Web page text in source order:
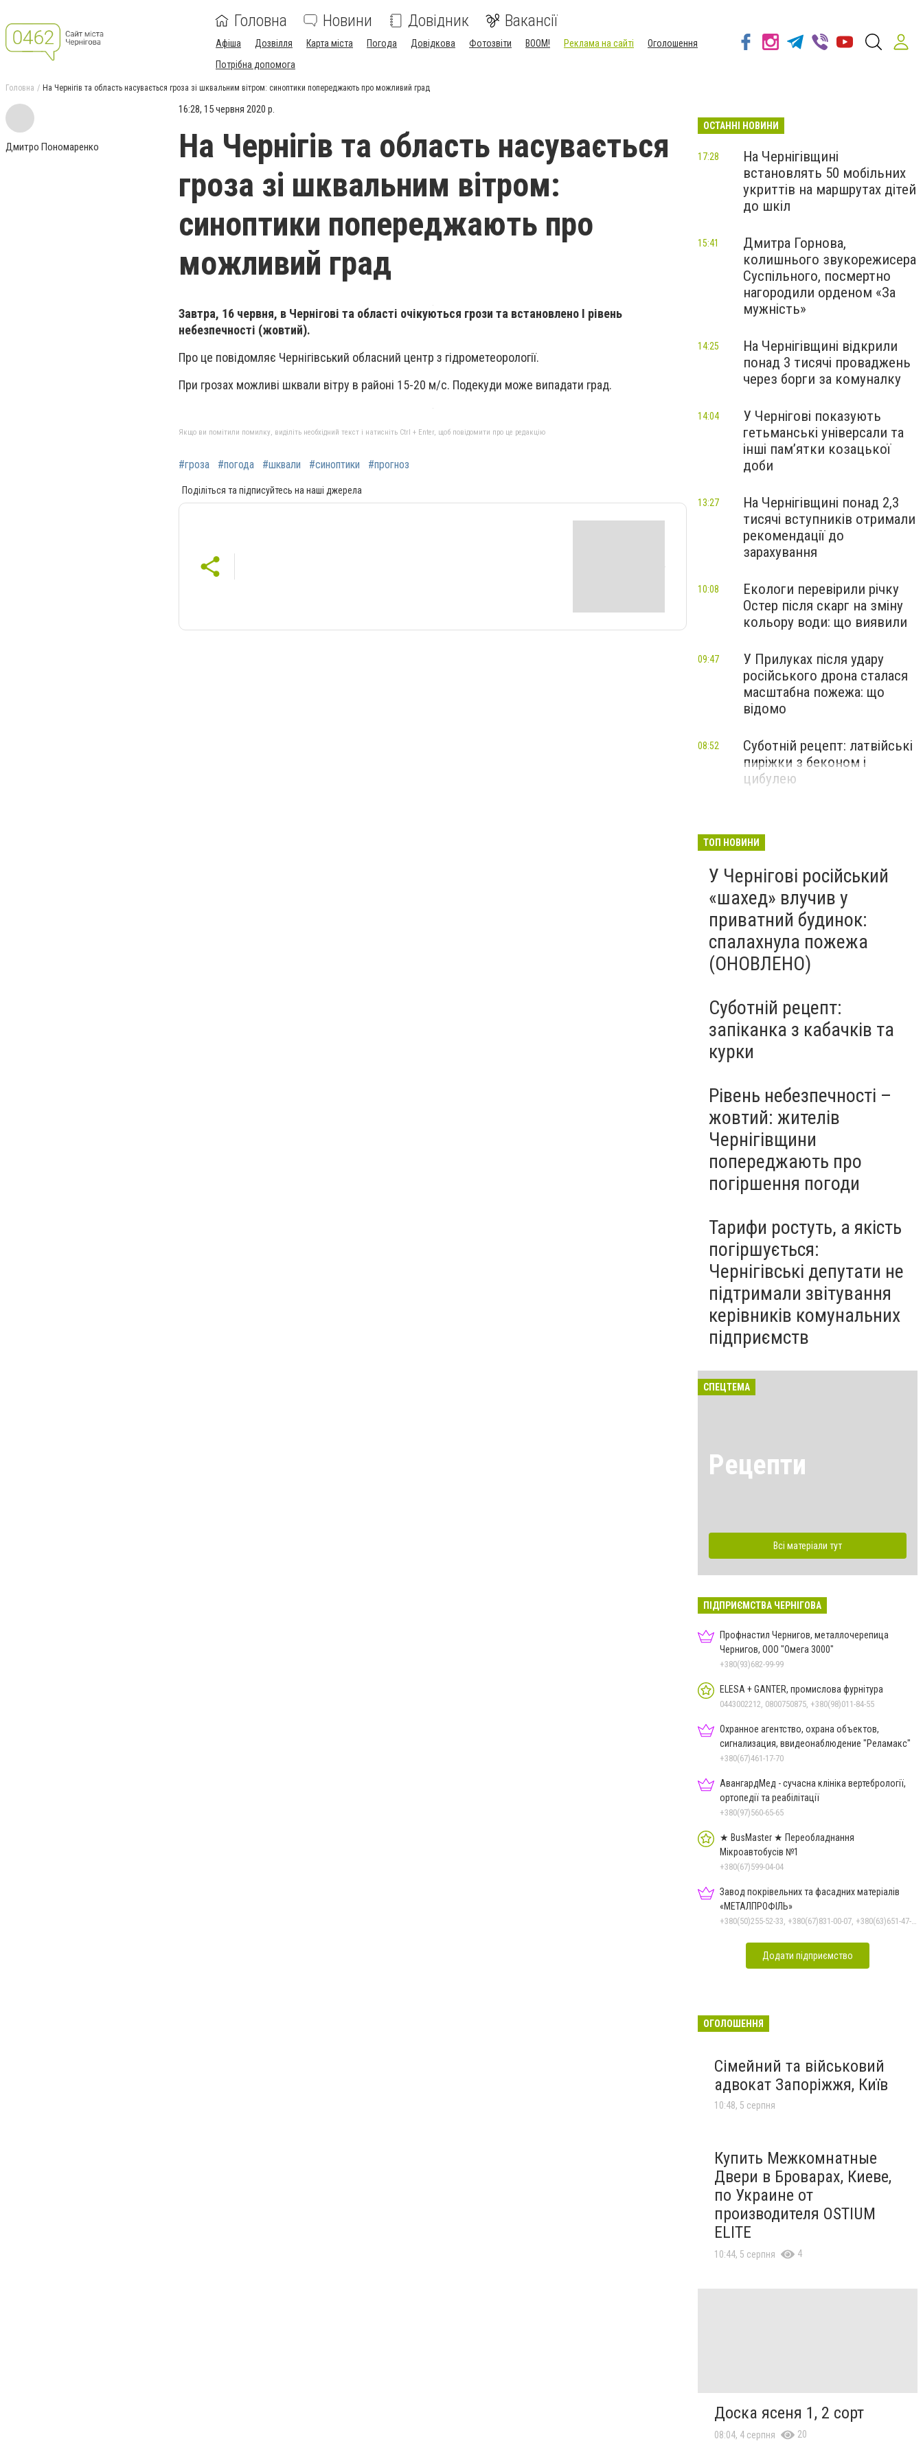
Головна Новини Довідник Вакансії
Афіша Дозвілля Карта міста Погода Довідкова Фотозвіти BOOM! Реклама на сайті
Оголошення
Потрібна допомога
Головна На Чернігів та область насувається гроза зі шквальним вітром: синоптики попереджають про можливий град
Дмитро Пономаренко
16:28, 15 червня 2020 р.
На Чернігів та область насувається
гроза зі шквальним вітром:
синоптики попереджають про
можливий град
Завтра, 16 червня, в Чернігові та області очікуються грози та встановлено І рівень
небезпечності (жовтий).
Про це повідомляє Чернігівський обласний центр з гідрометеорології.
При грозах можливі шквали вітру в районі 15-20 м/с. Подекуди може випадати град.
Якщо ви помітили помилку, виділіть необхідний текст і натисніть Ctrl + Enter, щоб повідомити про це редакцію
#гроза #погода #шквали #синоптики #прогноз
Поділіться та підписуйтесь на наші джерела
ОСТАННІ НОВИНИ
На Чернігівщині
встановлять 50 мобільних
укриттів на маршрутах дітей
до шкіл
17:28
Дмитра Горнова,
колишнього звукорежисера
Суспільного, посмертно
нагородили орденом «За
мужність»
15:41
На Чернігівщині відкрили
понад 3 тисячі проваджень
через борги за комуналку
14:25
У Чернігові показують
гетьманські універсали та
інші пам’ятки козацької
доби
14:04
На Чернігівщині понад 2,3
тисячі вступників отримали
рекомендації до
зарахування
13:27
Екологи перевірили річку
Остер після скарг на зміну
кольору води: що виявили
10:08
У Прилуках після удару
російського дрона сталася
масштабна пожежа: що
відомо
09:47
Суботній рецепт: латвійські
пиріжки з беконом і
цибулею
08:52
ТОП НОВИНИ
У Чернігові російський
«шахед» влучив у
приватний будинок:
спалахнула пожежа
(ОНОВЛЕНО)
Суботній рецепт:
запіканка з кабачків та
курки
Рівень небезпечності –
жовтий: жителів
Чернігівщини
попереджають про
погіршення погоди
Тарифи ростуть, а якість
погіршується:
Чернігівські депутати не
підтримали звітування
керівників комунальних
підприємств
СПЕЦТЕМА
Рецепти
Всі матеріали тут
ПІДПРИЄМСТВА ЧЕРНІГОВА
Профнастил Чернигов, металлочерепица
Чернигов, ООО "Омега 3000"
+380(93)682-99-99
ELESA + GANTER, промислова фурнітура
0443002212, 0800750875, +380(98)011-84-55
Охранное агентство, охрана объектов,
сигнализация, ввидеонаблюдение "Реламакс"
+380(67)461-17-70
АвангардМед - сучасна клініка вертебрології,
ортопедії та реабілітації
+380(97)560-65-65
★ BusMaster ★ Переобладнання
Мікроавтобусів №1
+380(67)599-04-04
Завод покрівельних та фасадних матеріалів
«МЕТАЛПРОФІЛЬ»
Додати підприємство
ОГОЛОШЕННЯ
Сімейний та військовий
адвокат Запоріжжя, Київ
10:48, 5 серпня
Купить Межкомнатные
Двери в Броварах, Киеве,
по Украине от
производителя OSTIUM
ELITE
10:44, 5 серпня 4
Доска ясеня 1, 2 сорт
08:04, 4 серпня 20